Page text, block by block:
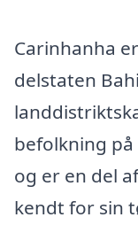
Carinhanha
delstaten
befolkning
og er en del
kendt for sin